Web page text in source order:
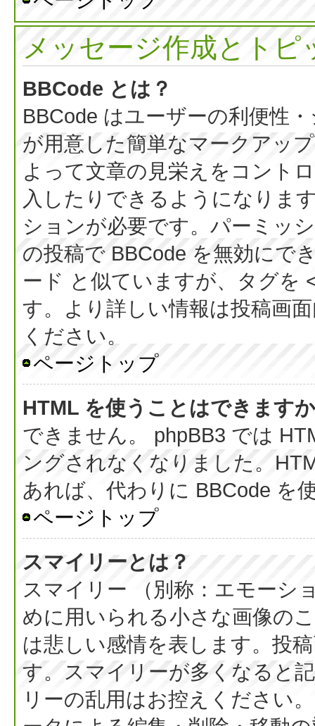
メッセージ作成とトピ
BBCode とは？
BBCode はユーザーの利便性
が用意した簡単なマークアッ
よって文章の見栄えをコント
入したりできるようになりま
ションが必要です。パーミッ
の投稿で BBCode を無効にで
ード と似ていますが、タグを
す。より詳しい情報は投稿画
ください。
ページトップ
HTML を使うことはできます
できません。 phpBB3 では
ングされなくなりました。
あれば、代わりに BBCode を
ページトップ
スマイリーとは？
スマイリー （別称：エモーシ
めに用いられる小さな画像の
は悲しい感情を表します。投
す。スマイリーが多くなると
リーの乱用はお控えください